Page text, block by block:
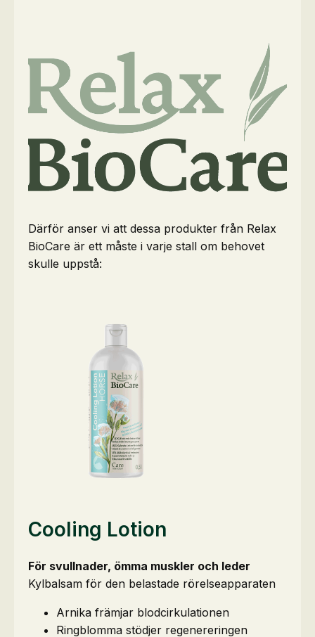
Därför anser vi att dessa produkter från Relax
BioCare är ett måste i varje stall om behovet
skulle uppstå:
Cooling Lotion
För svullnader, ömma muskler och leder
Kylbalsam för den belastade rörelseapparaten
Arnika främjar blodcirkulationen
Ringblomma stödjer regenereringen